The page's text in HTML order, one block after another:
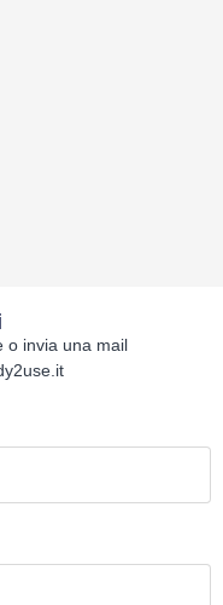
o invia una mail